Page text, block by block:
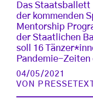
Das Staatsballett
der kommenden
Mentorship
der Staatlichen
soll 16
Pandemie-
04/05/2021
VON
PRESSETEXT